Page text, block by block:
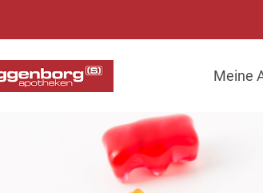
Meine